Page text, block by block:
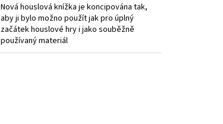
Nová houslová knížka je koncipována tak,
aby ji bylo možno použít jak pro úplný
začátek houslové hry i jako souběžně
používaný materiál